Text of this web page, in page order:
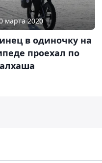
марта 2020
в одиночку на
проехал по